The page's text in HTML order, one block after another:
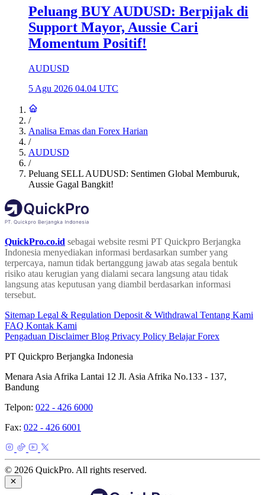
Peluang BUY AUDUSD: Berpijak di
Support Mayor, Aussie Cari
Momentum Positif!
AUDUSD
5 Agu 2026 04.04 UTC
/
Analisa Emas dan Forex Harian
/
AUDUSD
/
Peluang SELL AUDUSD: Sentimen Global Memburuk,
Aussie Gagal Bangkit!
QuickPro.co.id sebagai website resmi PT Quickpro Berjangka
Indonesia menyediakan informasi berdasarkan sumber yang
terpercaya, namun tidak bertanggung jawab atas segala bentuk
risiko atau kerugian yang dialami secara langsung atau tidak
langsung atas keputusan yang diambil berdasarkan informasi
tersebut.
Sitemap Legal & Regulation Deposit & Withdrawal Tentang Kami
FAQ Kontak Kami
Pengaduan DisclaimerBlog Privacy Policy Belajar Forex
PT Quickpro Berjangka Indonesia
Menara Asia Afrika Lantai 12 Jl. Asia Afrika No.133 - 137,
Bandung
Telpon: 022 - 426 6000
Fax: 022 - 426 6001
© 2026 QuickPro. All rights reserved.